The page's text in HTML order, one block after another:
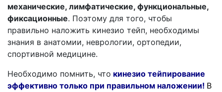
механические, лимфатические, функциональные,
фиксационные. Поэтому для того, чтобы
правильно наложить кинезио тейп, необходимы
знания в анатомии, неврологии, ортопедии,
спортивной медицине.
Необходимо помнить, что кинезио тейпирование
эффективно только при правильном наложении! В